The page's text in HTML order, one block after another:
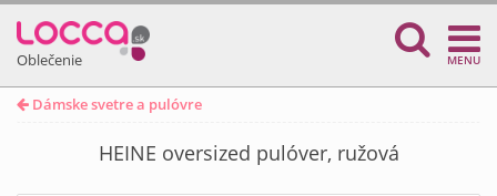
Oblečenie MENU
Dámske svetre a pulóvre
HEINE oversized pulóver, ružová